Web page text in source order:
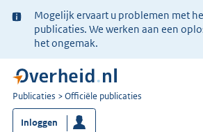
Ter
informatie:
Mogelijk ervaart u problemen met
publicaties. We werken aan een
het ongemak.
U
bent
nu
Publicaties Officiële publicaties
Inloggen